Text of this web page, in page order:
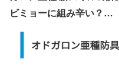
ビミョーに組み辛い？…